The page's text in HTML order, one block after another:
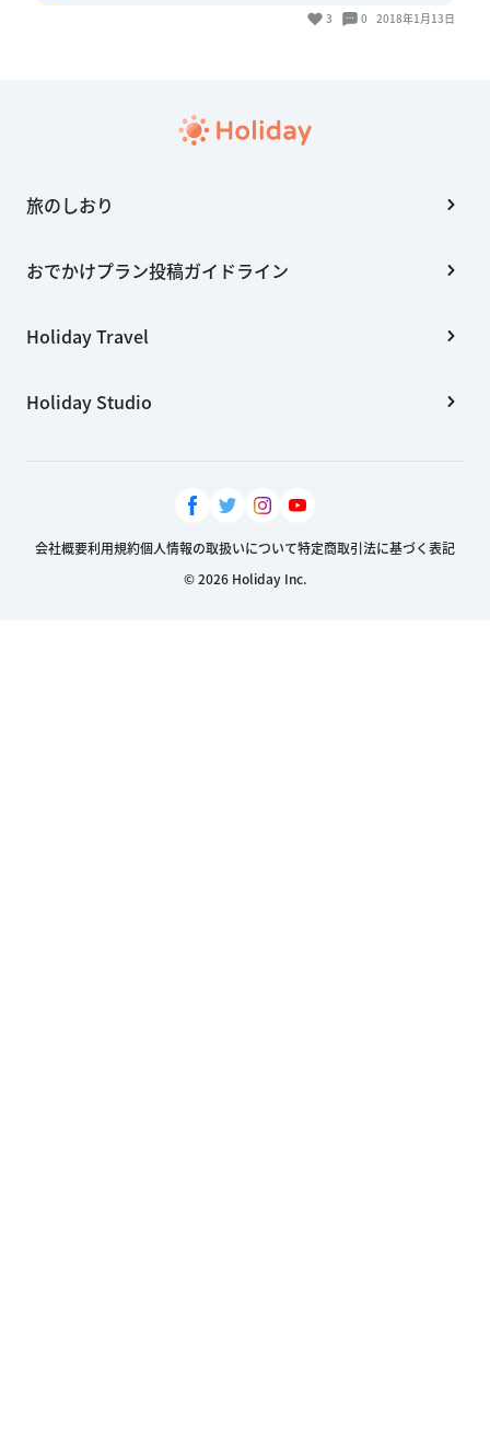
3 0 2018年1月13日
旅のしおり
おでかけプラン投稿ガイドライン
Holiday Travel
Holiday Studio
会社概要利用規約個人情報の取扱いについて特定商取引法に基づく表記
© 2026 Holiday Inc.